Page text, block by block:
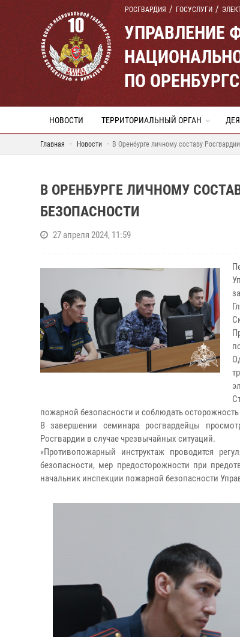
РОСГВАРДИЯ ГОСУСЛУГИ
УПРАВЛЕНИЕ
ПО
НОВОСТИ ТЕРРИТОРИАЛЬНЫЙ ОРГАН
Главная Новости В Оренбурге личному составу
В ОРЕНБУРГЕ ЛИЧНОМУ
БЕЗОПАСНОСТИ
27 апреля 2024, 11:59
пожарной безопасности и соблюдать
В завершении семинара росгвардейцы
Росгвардии в случае чрезвычайных ситуаций.
«Противопожарный инструктаж проводится
безопасности, мер предосторожности при
начальник инспекции пожарной безопасности